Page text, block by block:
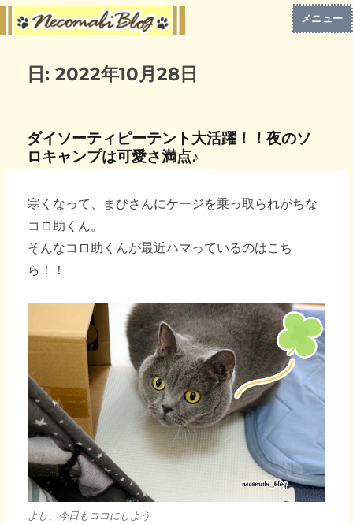
メニュー
日:2022年10月28日
ダイソーティピーテント大活躍！！夜のソ
ロキャンプは可愛さ満点♪
寒くなって、まびさんにケージを乗っ取られがちな
コロ助くん。
そんなコロ助くんが最近ハマっているのはこち
ら！！
よし、今日もココにしよう